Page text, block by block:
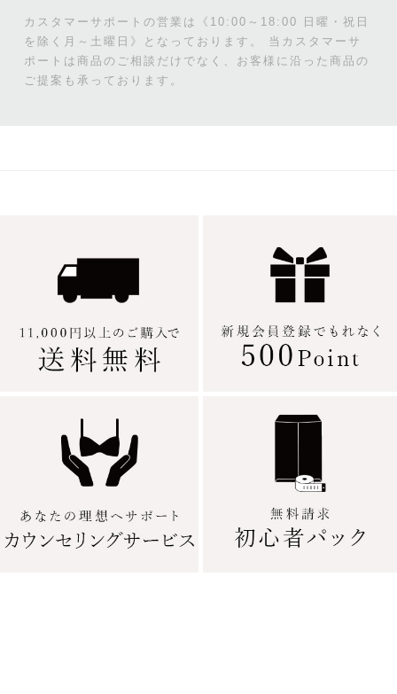
カスタマーサポートの営業は《10:00～18:00 日曜・祝日
を除く月～土曜日》となっております。
当カスタマーサ
ポートは商品のご相談だけでなく、お客様に沿った商品の
ご提案も承っております。